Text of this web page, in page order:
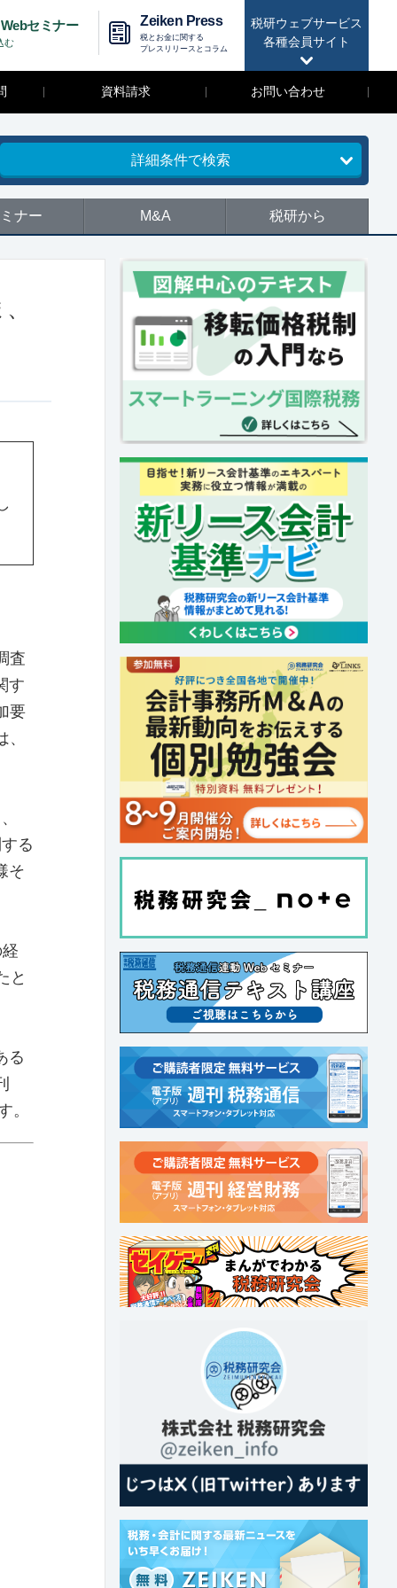
税研ウェブサービス
各種会員サイト
セミナー
む
Zeiken Press
税とお金に関する
プレスリリースとコラム
資料請求 お問い合わせ
詳細条件で検索
ナー M&A 税研から
査
す
要
る
そ
と
る
。